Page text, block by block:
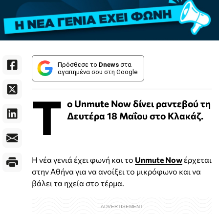
Πρόσθεσε το Dnews στα
αγαπημένα σου στη Google
T ο Unmute Now δίνει ραντεβού τη
Δευτέρα 18 Μαΐου στο Κλακάζ.
Η νέα γενιά έχει φωνή και το Unmute Now έρχεται
στην Αθήνα για να ανοίξει το μικρόφωνο και να
βάλει τα ηχεία στο τέρμα.